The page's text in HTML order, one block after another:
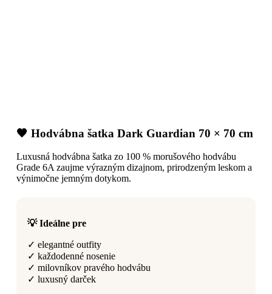
🖤 Hodvábna šatka Dark Guardian 70 × 70 cm
Luxusná hodvábna šatka zo 100 % morušového hodvábu
Grade 6A zaujme výrazným dizajnom, prirodzeným leskom a
výnimočne jemným dotykom.
💡 Ideálne pre
✓ elegantné outfity
✓ každodenné nosenie
✓ milovníkov pravého hodvábu
✓ luxusný darček